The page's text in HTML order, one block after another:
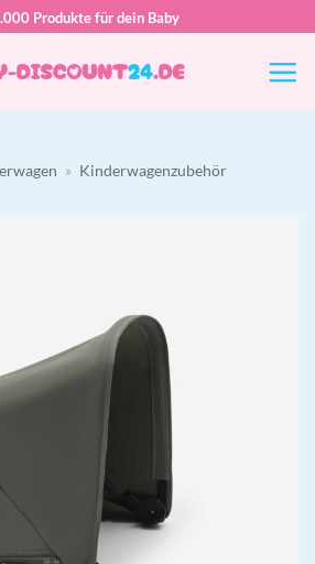
Produkte für dein Baby
» Kinderwagenzubehör